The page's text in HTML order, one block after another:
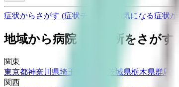
症状からさがす (症状チェッカー) 気になる症状
地域から病院・診療所をさがす
関東
東京都神奈川県埼玉県 茨城県栃木県群馬県
関西